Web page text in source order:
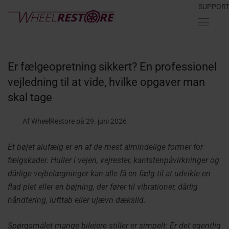
SUPPORT
Er fælgeopretning sikkert? En professionel
vejledning til at vide, hvilke opgaver man
skal tage
Af WheelRestore på 29. juni 2026
Et bøjet alufælg er en af de mest almindelige former for
fælgskader. Huller i vejen, vejrester, kantstenpåvirkninger og
dårlige vejbelægninger kan alle få en fælg til at udvikle en
flad plet eller en bøjning, der fører til vibrationer, dårlig
håndtering, lufttab eller ujævn dækslid.
Spørgsmålet mange bilejere stiller er simpelt: Er det egentlig